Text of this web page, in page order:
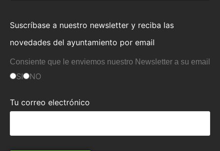
Suscríbase a nuestro newsletter y reciba las
novedades del ayuntamiento por email
Consiente que le enviemos nuestro Newsletter a su email
SI NO
Tu correo electrónico